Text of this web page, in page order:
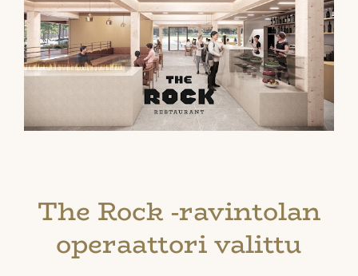
The Rock -ravintolan
operaattori valittu